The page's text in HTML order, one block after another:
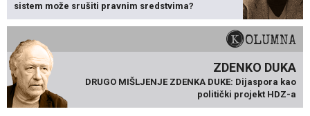
sistem može srušiti pravnim sredstvima?
KOLUMNA
ZDENKO DUKA
DRUGO MIŠLJENJE ZDENKA DUKE: Dijaspora kao
politički projekt HDZ-a